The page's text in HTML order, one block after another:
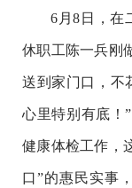
6月8日，在
休职工陈一兵刚
送到家门口，不
心里特别有底！
健康体检工作，
口”的惠民实事